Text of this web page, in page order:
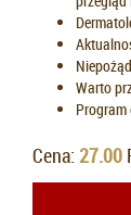
Warto
Cena: 27.00